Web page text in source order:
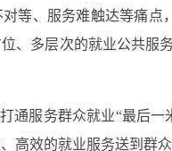
等、服务难触达等痛点
、多层次的就业公共服
通服务群众就业“最后
高效的就业服务送到群众